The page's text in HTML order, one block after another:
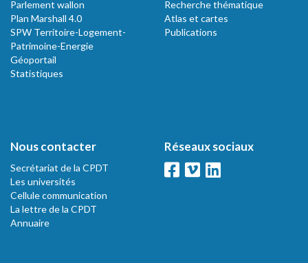
Parlement wallon
Plan Marshall 4.0
SPW Territoire-Logement-
Patrimoine-Energie
Géoportail
Statistiques
Recherche thématique
Atlas et cartes
Publications
Nous contacter
Secrétariat de la CPDT
Les universités
Cellule communication
La lettre de la CPDT
Annuaire
Réseaux sociaux